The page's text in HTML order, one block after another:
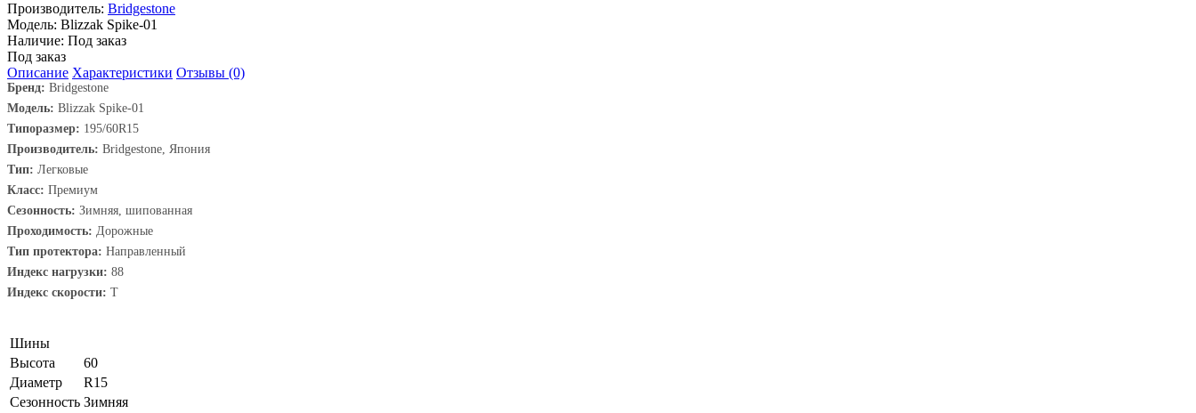
Производитель: Bridgestone
Модель: Blizzak Spike-01
Наличие: Под заказ
Под заказ
Описание Характеристики Отзывы (0)
Бренд: Bridgestone
Модель: Blizzak Spike-01
Типоразмер: 195/60R15
Производитель: Bridgestone, Япония
Тип: Легковые
Класс: Премиум
Сезонность: Зимняя, шипованная
Проходимость: Дорожные
Тип протектора: Направленный
Индекс нагрузки: 88
Индекс скорости: T
Шины
Высота
60
Диаметр
R15
Сезонность Зимняя